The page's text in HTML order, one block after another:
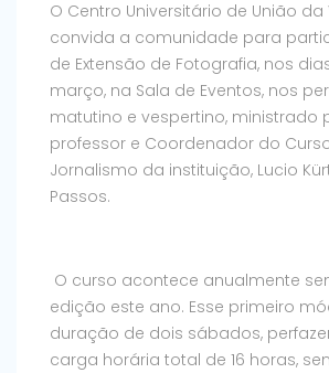
O Centro Universitário de União da
convida a comunidade para
de Extensão de Fotografia, nos
março, na Sala de Eventos, nos
matutino e vespertino, ministrado
professor e Coordenador do
Jornalismo da instituição, Lucio
Passos.
O curso acontece anualmente
edição este ano. Esse primeiro
duração de dois sábados,
carga horária total de 16 horas,